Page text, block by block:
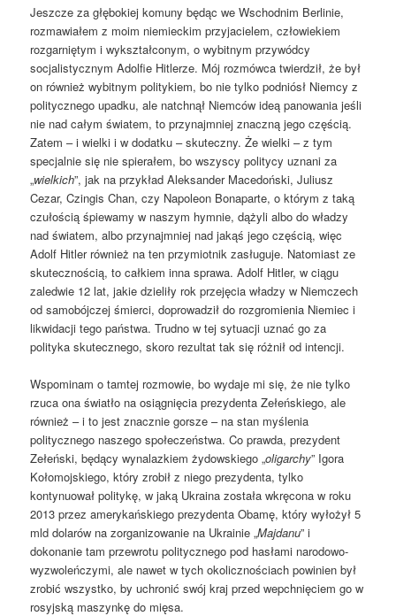
Jeszcze za głębokiej komuny będąc we Wschodnim Berlinie,
rozmawiałem z moim niemieckim przyjacielem, człowiekiem
rozgarniętym i wykształconym, o wybitnym przywódcy
socjalistycznym Adolfie Hitlerze. Mój rozmówca twierdził, że był
on również wybitnym politykiem, bo nie tylko podniósł Niemcy z
politycznego upadku, ale natchnął Niemców ideą panowania jeśli
nie nad całym światem, to przynajmniej znaczną jego częścią.
Zatem – i wielki i w dodatku – skuteczny. Że wielki – z tym
specjalnie się nie spierałem, bo wszyscy politycy uznani za
„wielkich”, jak na przykład Aleksander Macedoński, Juliusz
Cezar, Czingis Chan, czy Napoleon Bonaparte, o którym z taką
czułością śpiewamy w naszym hymnie, dążyli albo do władzy
nad światem, albo przynajmniej nad jakąś jego częścią, więc
Adolf Hitler również na ten przymiotnik zasługuje. Natomiast ze
skutecznością, to całkiem inna sprawa. Adolf Hitler, w ciągu
zaledwie 12 lat, jakie dzieliły rok przejęcia władzy w Niemczech
od samobójczej śmierci, doprowadził do rozgromienia Niemiec i
likwidacji tego państwa. Trudno w tej sytuacji uznać go za
polityka skutecznego, skoro rezultat tak się różnił od intencji.
Wspominam o tamtej rozmowie, bo wydaje mi się, że nie tylko
rzuca ona światło na osiągnięcia prezydenta Zełeńskiego, ale
również – i to jest znacznie gorsze – na stan myślenia
politycznego naszego społeczeństwa. Co prawda, prezydent
Zełeński, będący wynalazkiem żydowskiego „oligarchy” Igora
Kołomojskiego, który zrobił z niego prezydenta, tylko
kontynuował politykę, w jaką Ukraina została wkręcona w roku
2013 przez amerykańskiego prezydenta Obamę, który wyłożył 5
mld dolarów na zorganizowanie na Ukrainie „Majdanu” i
dokonanie tam przewrotu politycznego pod hasłami narodowo-
wyzwoleńczymi, ale nawet w tych okolicznościach powinien był
zrobić wszystko, by uchronić swój kraj przed wepchnięciem go w
rosyjską maszynkę do mięsa.